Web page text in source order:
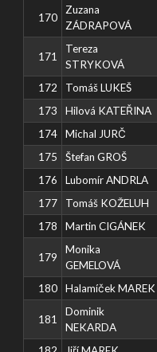
170
Zuzana
ZÁDRAPOVÁ
171
Tereza
STRYKOVÁ
172 Tomáš LUKEŠ
173
Hilová KATEŘINA
174
Michal JURČ
175
Štefan GROŠ
176
Lubomír ANDRLA
177
Tomáš KOŽELUH
178
Martin CIGÁNEK
179
Monika
GEMELOVÁ
180 Halamíček MAREK
181
Dominik
NEKARDA